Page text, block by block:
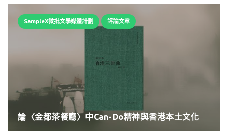
SampleX微批文學媒體計劃 評論文章
論〈金都茶餐廳〉中Can-Do精神與香港本土文化